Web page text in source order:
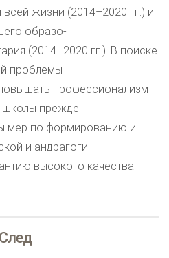
жизни (2014–2020 гг.) и
образо-
(2014–2020 гг.). В поиске
проблемы
профессионализм
школы прежде
мер по формированию и
и андрагоги-
высокого качества
След